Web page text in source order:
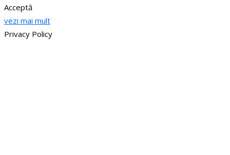
Acceptă
vezi mai mult
Privacy Policy